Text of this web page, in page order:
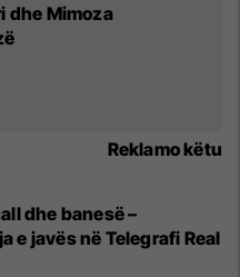
dhe Mimoza
Reklamo këtu
dhe banesë –
e javës në Telegrafi Real